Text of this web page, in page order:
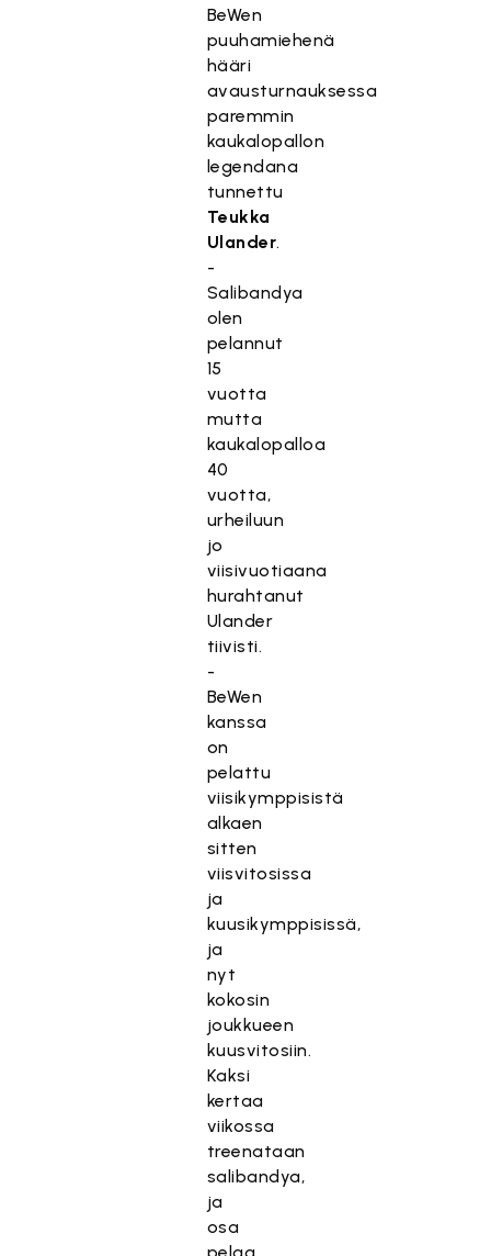
i
Hyväksy markkinointievästeet
BeWen
puuhamiehenä
hääri
avausturnauksessa
paremmin
kaukalopallon
legendana
tunnettu
Teukka
Ulander.
-
Salibandya
olen
pelannut
15
vuotta
mutta
kaukalopalloa
40
vuotta,
urheiluun
jo
viisivuotiaana
hurahtanut
Ulander
tiivisti.
-
BeWen
kanssa
on
pelattu
viisikymppisistä
alkaen
sitten
viisvitosissa
ja
kuusikymppisissä,
ja
nyt
kokosin
joukkueen
kuusvitosiin.
Kaksi
kertaa
viikossa
treenataan
salibandya,
ja
osa